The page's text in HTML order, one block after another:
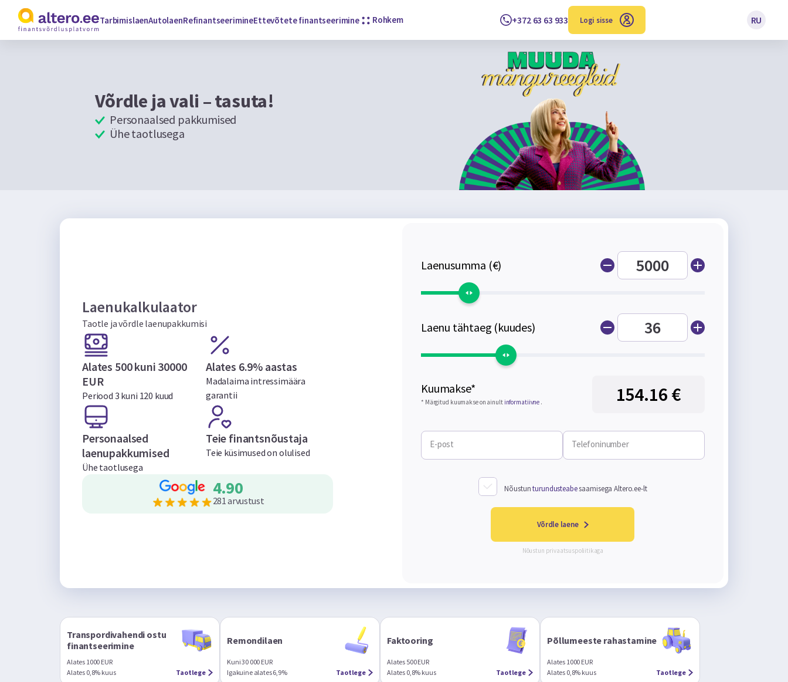
TarbimislaenAutolaenRefinantseerimineEttevõtete finantseerimine Rohkem +372 63 63 933 Logi sisse RU
Võrdle ja vali – tasuta!
Personaalsed pakkumised
Ühe taotlusega
Laenukalkulaator
Taotle ja võrdle laenupakkumisi
Alates 500 kuni 30000
EUR
Periood 3 kuni 120 kuud
Alates 6.9% aastas
Madalaima intressimäära
garantii
Personaalsed
laenupakkumised
Ühe taotlusega
Teie finantsnõustaja
Teie küsimused on olulised
4.90
281 arvustust
Laenusumma (€)
Laenu tähtaeg (kuudes)
Kuumakse*
* Märgitud kuumakse on ainult informatiivne . 154.16 €
E-post Telefoninumber
Nõustunturundusteabesaamisega Altero.ee-lt
Võrdle laene
Nõustun privaatsuspoliitikaga
Transpordivahendi ostu
finantseerimine
Alates 1000 EUR
Alates 0,8% kuus
Taotlege
Remondilaen
Kuni 30 000 EUR
Igakuine alates 6,9%
Taotlege
Faktooring
Alates 500 EUR
Alates 0,8% kuus
Taotlege
Põllumeeste rahastamine
Alates 1000 EUR
Alates 0,8% kuus
Taotlege